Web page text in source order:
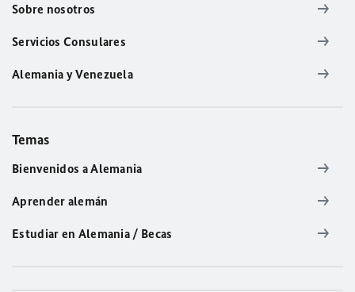
Sobre nosotros
Servicios Consulares
Alemania y Venezuela
Temas
Bienvenidos a Alemania
Aprender alemán
Estudiar en Alemania / Becas